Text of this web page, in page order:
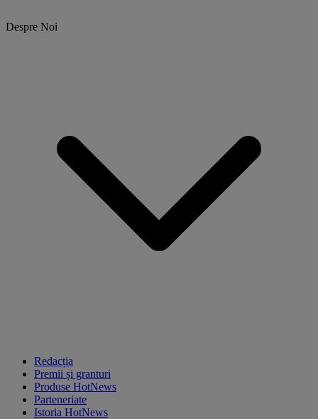
Despre Noi
Redacția
Premii și granturi
Produse HotNews
Parteneriate
Istoria HotNews